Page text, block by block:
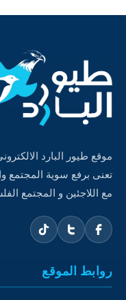
موقع طيور البارد
تعنى برفع سوية
مع اللاجئين و المجتمع
روابط الموقع